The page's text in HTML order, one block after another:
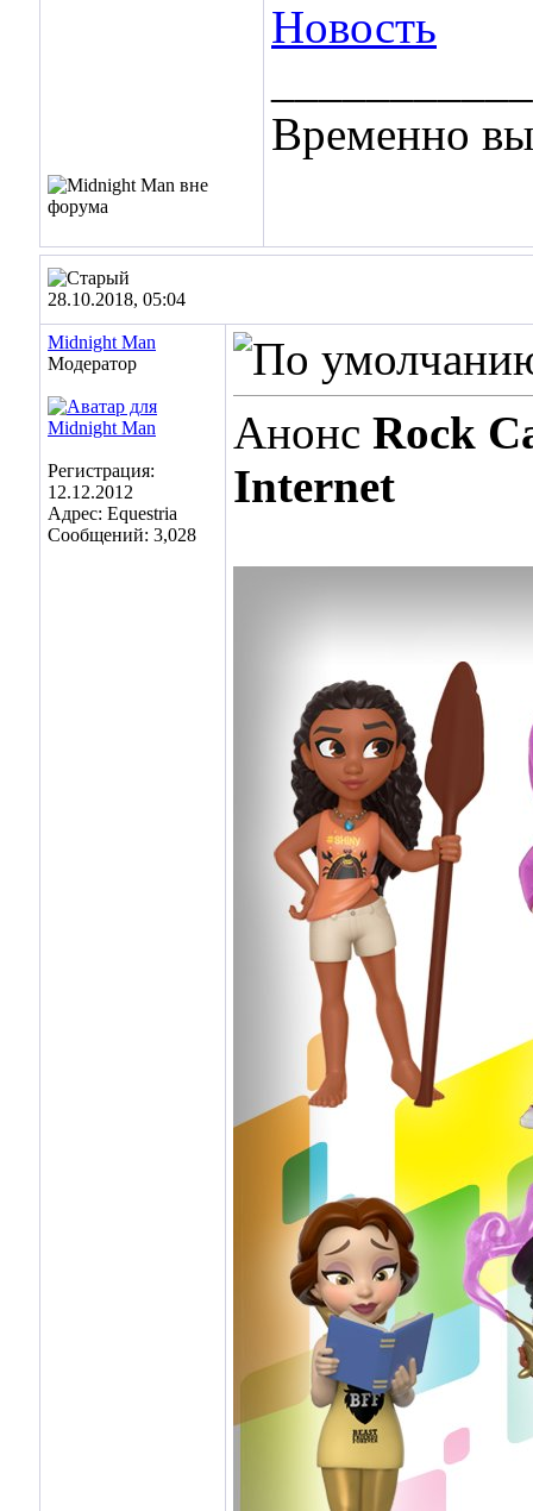
Новость
Временно
28.10.2018, 05:04
Midnight Man
Модератор
Регистрация:
12.12.2012
Адрес: Equestria
Сообщений: 3,028
Анонс Rock
Internet